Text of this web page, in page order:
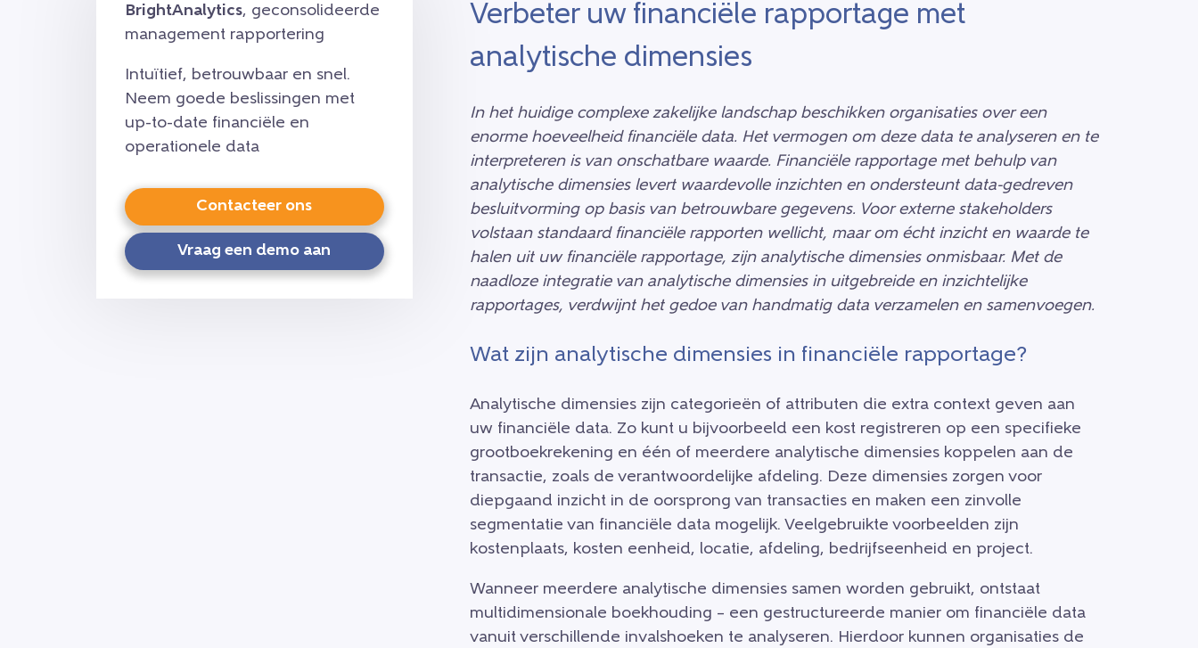
BrightAnalytics, geconsolideerde
management rapportering
Intuïtief, betrouwbaar en snel.
Neem goede beslissingen met
up-to-date financiële en
operationele data
Contacteer ons
Vraag een demo aan
Verbeter uw financiële rapportage met
analytische dimensies
In het huidige complexe zakelijke landschap beschikken organisaties over een
enorme hoeveelheid financiële data. Het vermogen om deze data te analyseren en te
interpreteren is van onschatbare waarde. Financiële rapportage met behulp van
analytische dimensies levert waardevolle inzichten en ondersteunt data-gedreven
besluitvorming op basis van betrouwbare gegevens. Voor externe stakeholders
volstaan standaard financiële rapporten wellicht, maar om écht inzicht en waarde te
halen uit uw financiële rapportage, zijn analytische dimensies onmisbaar. Met de
naadloze integratie van analytische dimensies in uitgebreide en inzichtelijke
rapportages, verdwijnt het gedoe van handmatig data verzamelen en samenvoegen.
Wat zijn analytische dimensies in financiële rapportage?
Analytische dimensies zijn categorieën of attributen die extra context geven aan
uw financiële data. Zo kunt u bijvoorbeeld een kost registreren op een specifieke
grootboekrekening en één of meerdere analytische dimensies koppelen aan de
transactie, zoals de verantwoordelijke afdeling. Deze dimensies zorgen voor
diepgaand inzicht in de oorsprong van transacties en maken een zinvolle
segmentatie van financiële data mogelijk. Veelgebruikte voorbeelden zijn
kostenplaats, kosten eenheid, locatie, afdeling, bedrijfseenheid en project.
Wanneer meerdere analytische dimensies samen worden gebruikt, ontstaat
multidimensionale boekhouding – een gestructureerde manier om financiële data
vanuit verschillende invalshoeken te analyseren. Hierdoor kunnen organisaties de